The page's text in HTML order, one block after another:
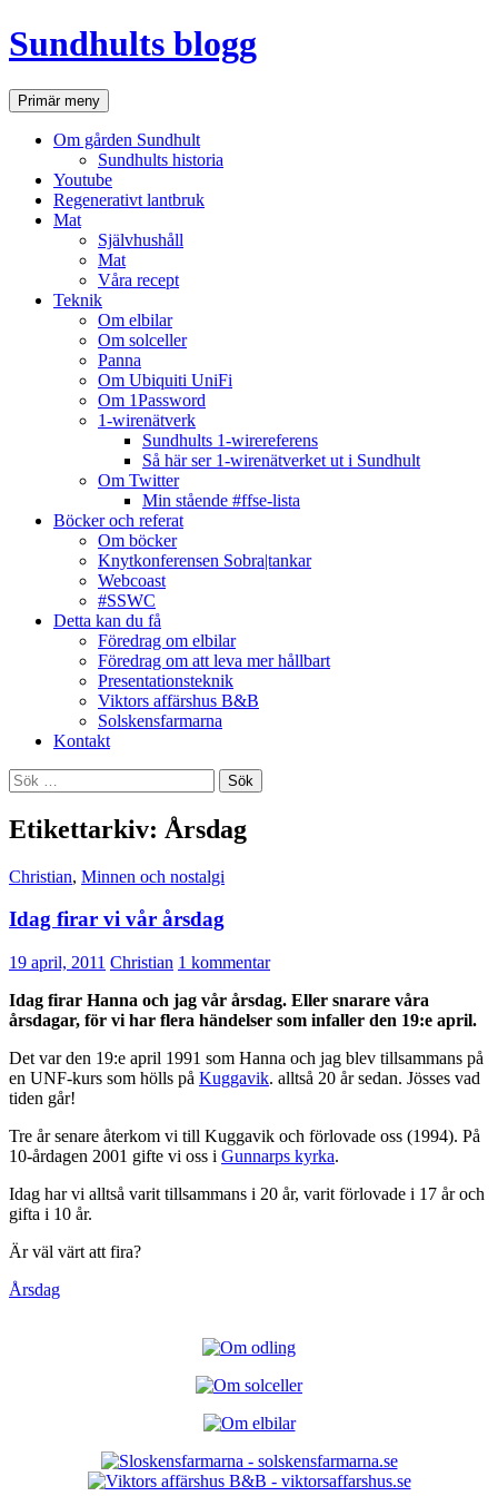
Hoppa
till
Sundhults blogg
SökPrimär meny
Om gården Sundhult
Sundhults historia
Youtube
Regenerativt lantbruk
Mat
Självhushåll
Mat
Våra recept
Teknik
Om elbilar
Om solceller
Panna
Om Ubiquiti UniFi
Om 1Password
1-wirenätverk
Sundhults 1-wirereferens
Så här ser 1-wirenätverket ut i Sundhult
Om Twitter
Min stående #ffse-lista
Böcker och referat
Om böcker
Knytkonferensen Sobra|tankar
Webcoast
#SSWC
Detta kan du få
Föredrag om elbilar
Föredrag om att leva mer hållbart
Presentationsteknik
Viktors affärshus B&B
Solskensfarmarna
Kontakt
Sök
efter:
Etikettarkiv: Årsdag
Christian, Minnen och nostalgi
Idag firar vi vår årsdag
19 april, 2011 Christian 1 kommentar
Idag firar Hanna och jag vår årsdag. Eller snarare våra
årsdagar, för vi har flera händelser som infaller den 19:e april.
Det var den 19:e april 1991 som Hanna och jag blev tillsammans på
en UNF-kurs som hölls på Kuggavik. alltså 20 år sedan. Jösses vad
tiden går!
Tre år senare återkom vi till Kuggavik och förlovade oss (1994). På
10-årdagen 2001 gifte vi oss i Gunnarps kyrka.
Idag har vi alltså varit tillsammans i 20 år, varit förlovade i 17 år och
gifta i 10 år.
Är väl värt att fira?
Årsdag